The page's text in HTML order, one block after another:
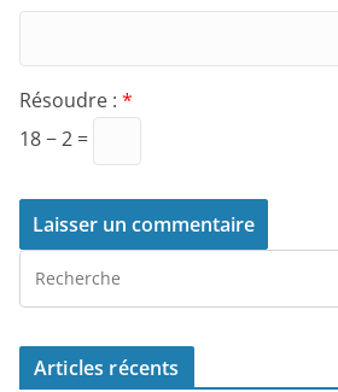
Résoudre : *
18 − 2 =
Articles récents